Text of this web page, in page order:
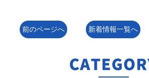
前のページへ 新着情報一覧へ